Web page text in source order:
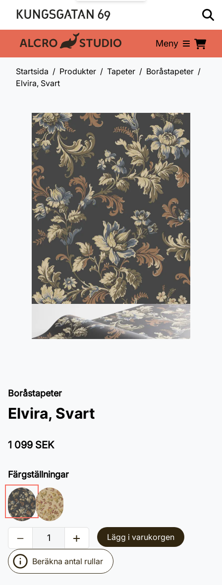
En del av: Meny
Startsida Produkter Tapeter
Boråstapeter
Elvira, Svart
Boråstapeter
Elvira, Svart
1 099 SEK
Färgställningar
Lägg i varukorgen
Beräkna antal rullar